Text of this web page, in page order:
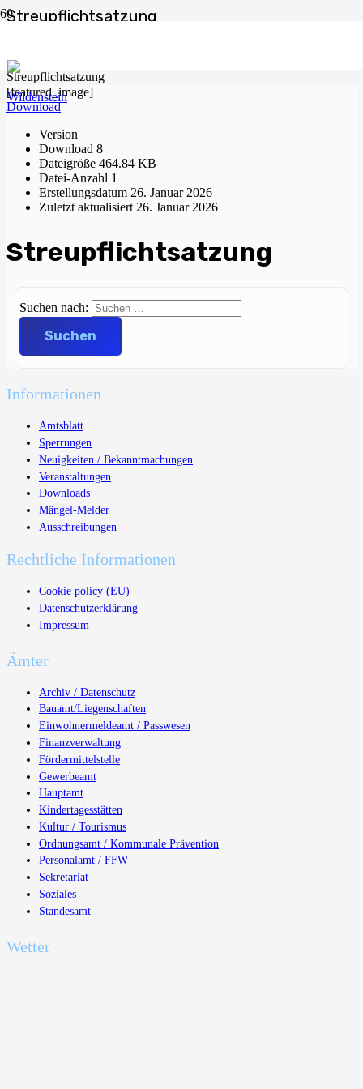
Streupflichtsatzung
Satzungen
Streupflichtsatzung
[featured_image]
Download
Version
Download 8
Dateigröße 464.84 KB
Datei-Anzahl 1
Erstellungsdatum 26. Januar 2026
Zuletzt aktualisiert 26. Januar 2026
Streupflichtsatzung
Suchen nach:
Informationen
Amtsblatt
Sperrungen
Neuigkeiten / Bekanntmachungen
Veranstaltungen
Downloads
Mängel-Melder
Ausschreibungen
Rechtliche Informationen
Cookie policy (EU)
Datenschutzerklärung
Impressum
Ämter
Archiv / Datenschutz
Bauamt/Liegenschaften
Einwohnermeldeamt / Passwesen
Finanzverwaltung
Fördermittelstelle
Gewerbeamt
Hauptamt
Kindertagesstätten
Kultur / Tourismus
Ordnungsamt / Kommunale Prävention
Personalamt / FFW
Sekretariat
Soziales
Standesamt
Wetter